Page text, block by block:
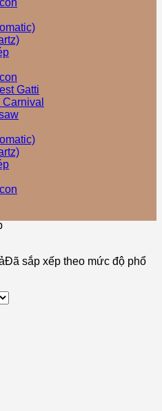
Gatti
Đã sắp xếp theo mức độ phổ